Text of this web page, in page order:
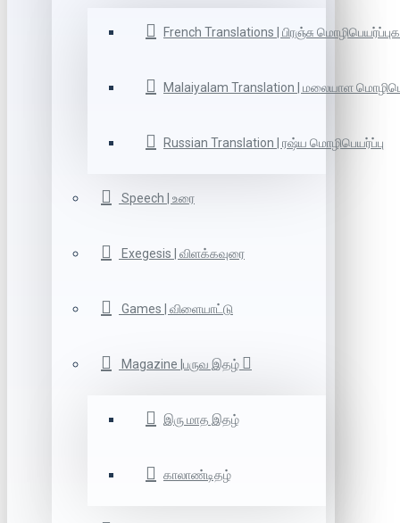
French Translations | பிரஞ்சு
Malaiyalam Translation | மலையாள
Russian Translation | ரஷ்ய மொழிபெயர்ப்பு
Speech | உரை
Exegesis | விளக்கவுரை
Games | விளையாட்டு
Magazine |பருவ இதழ்
இரு மாத இதழ்
காலாண்டிதழ்